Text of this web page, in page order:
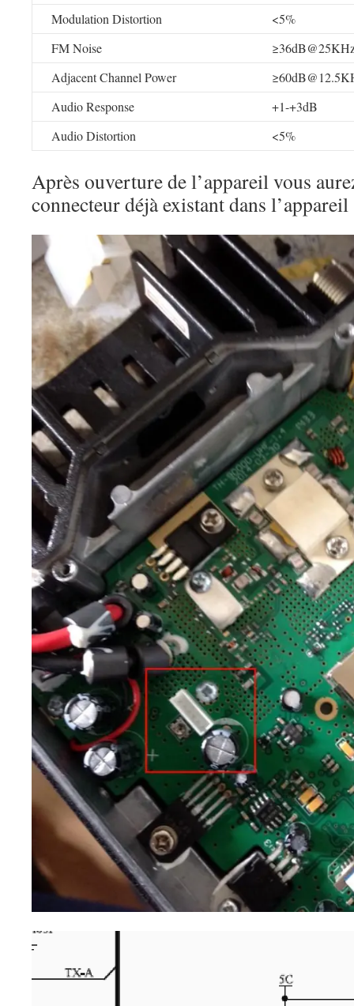
Modulation Distortion
<5%
FM Noise
Adjacent Channel Power
Audio Response
+1-+3dB
Audio Distortion
<5%
Après ouverture de l’appareil vous
connecteur déjà existant dans